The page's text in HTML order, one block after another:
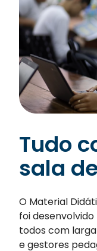
Tudo
sala
O Material
foi
todos com
e gestores